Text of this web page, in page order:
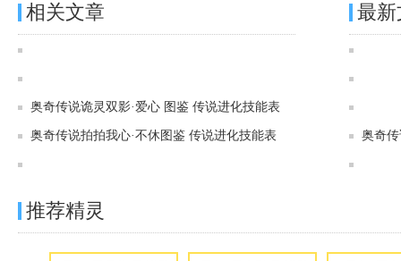
相关文章
奥奇传说诡灵双影·爱心 图鉴 传说进化技能表
奥奇传说拍拍我心·不休图鉴 传说进化技能表
最
奥奇
推荐精灵